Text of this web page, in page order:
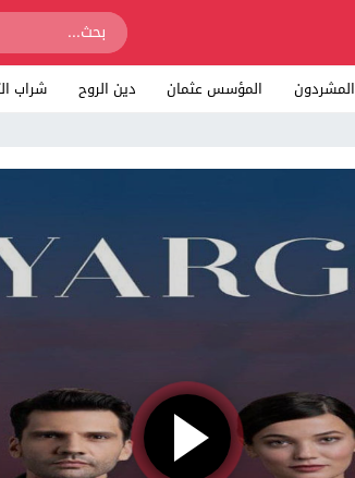
المشردون المؤسس عثمان دين الروح شراب